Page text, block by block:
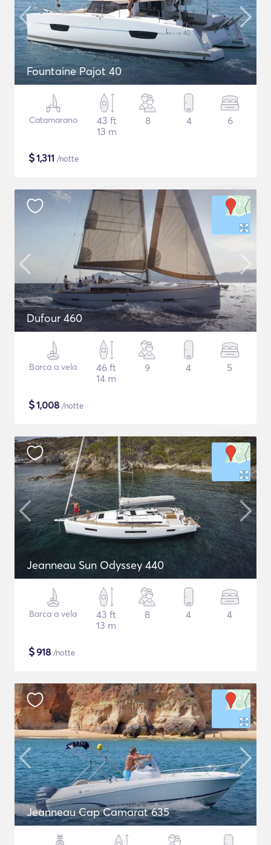
Fountaine Pajot 40
Catamarano
43 ft
13 m
8 4 6
$1,311 /notte
Dufour 460
Barca a vela
46 ft
14 m
9 4 5
$1,008 /notte
Jeanneau Sun Odyssey 440
Barca a vela
43 ft
13 m
8 4 4
$918 /notte
Jeanneau Cap Camarat 635